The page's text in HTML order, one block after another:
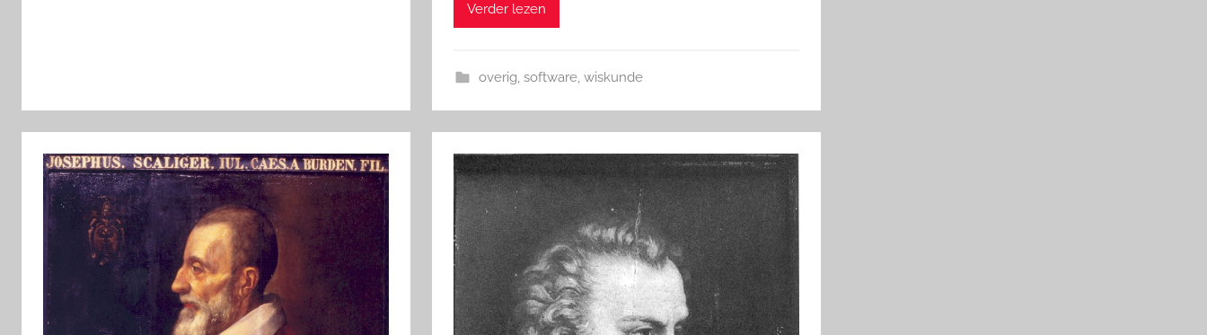
Verder lezen
overig, software, wiskunde